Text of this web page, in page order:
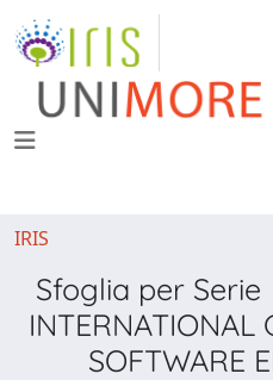
IRIS
Sfoglia per Serie
INTERNATIONAL
SOFTWARE